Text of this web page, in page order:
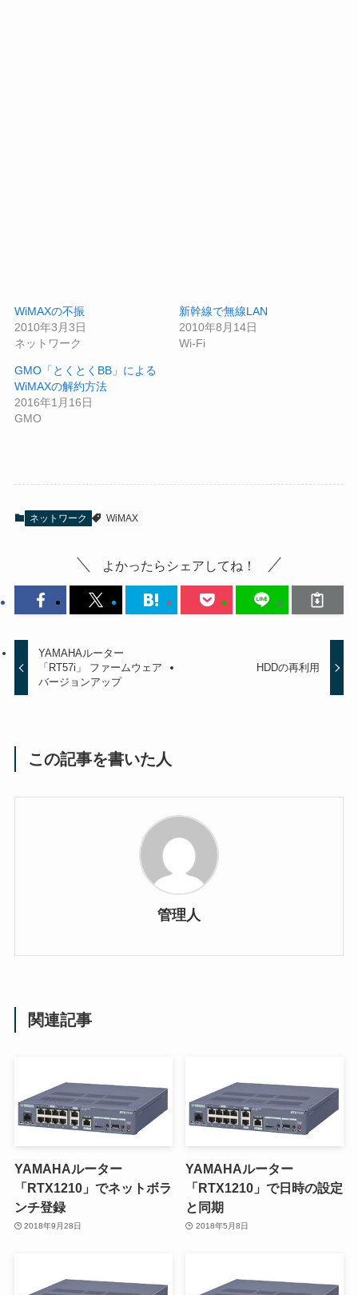
WiMAXの不振
2010年3月3日
ネットワーク
新幹線で無線LAN
2010年8月14日
Wi-Fi
GMO「とくとくBB」による
WiMAXの解約方法
2016年1月16日
GMO
ネットワーク WiMAX
よかったらシェアしてね！
YAMAHAルーター
「RT57i」 ファームウェア
バージョンアップ
HDDの再利用
この記事を書いた人
管理人
関連記事
YAMAHAルーター
「RTX1210」でネットボラ
ンチ登録
2018年9月28日
YAMAHAルーター
「RTX1210」で日時の設定
と同期
2018年5月8日